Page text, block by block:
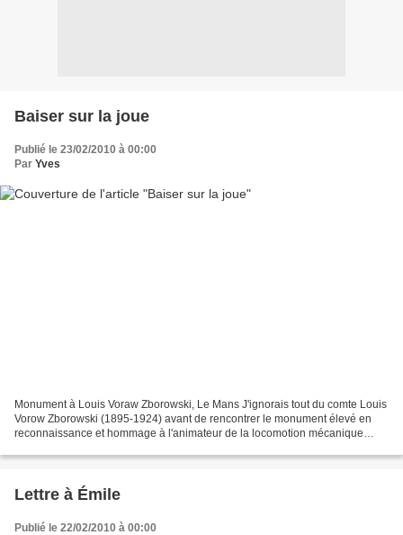
Baiser sur la joue
Publié le 23/02/2010 à 00:00
Par Yves
Monument à Louis Voraw Zborowski, Le Mans J'ignorais tout du comte Louis
Vorow Zborowski (1895-1924) avant de rencontrer le monument élevé en
reconnaissance et hommage à l'animateur de la locomotion mécanique
Lettre à Émile
Publié le 22/02/2010 à 00:00